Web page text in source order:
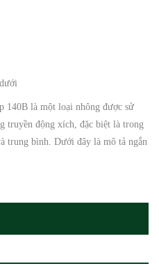
140B là một loại nhông được sử
truyền động xích, đặc biệt là trong
trung bình. Dưới đây là mô tả ngắn